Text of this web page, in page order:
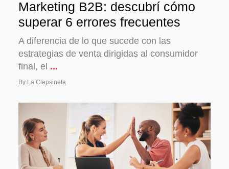
Marketing B2B: descubrí cómo
superar 6 errores frecuentes
A diferencia de lo que sucede con las
estrategias de venta dirigidas al consumidor
final, el ...
By La Clepsineta